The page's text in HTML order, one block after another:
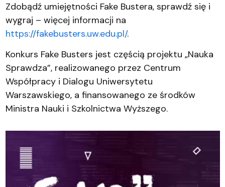
Zdobądź umiejętności Fake Bustera, sprawdź się i
wygraj – więcej informacji na
https://fakebusters.uw.edu.pl/.
Konkurs Fake Busters jest częścią projektu „Nauka
Sprawdza”, realizowanego przez Centrum
Współpracy i Dialogu Uniwersytetu
Warszawskiego, a finansowanego ze środków
Ministra Nauki i Szkolnictwa Wyższego.